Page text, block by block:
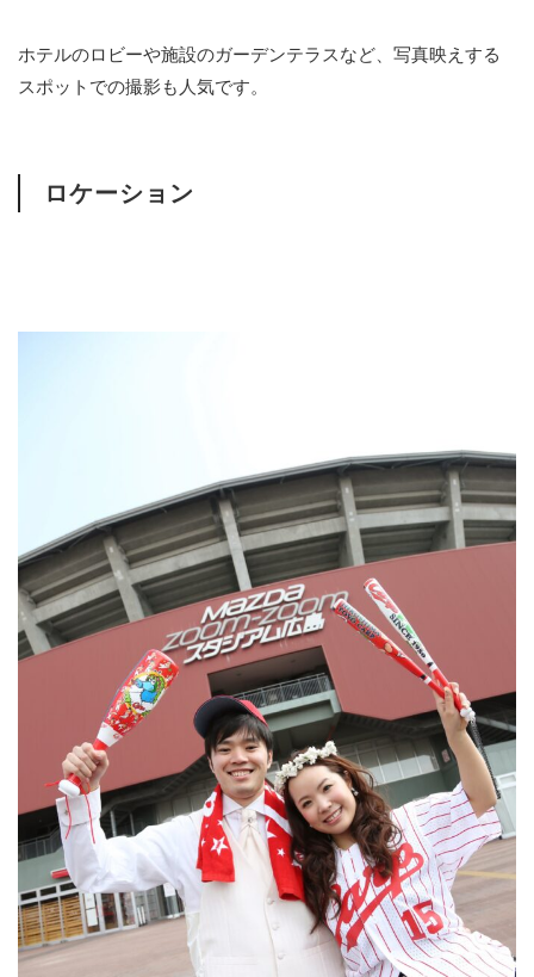
ホテルのロビーや施設のガーデンテラスなど、写真映えする
スポットでの撮影も人気です。
ロケーション